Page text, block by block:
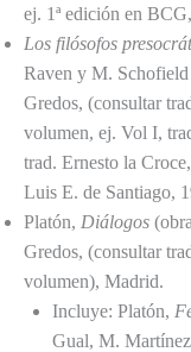
ej. 1ª edición en
Los filósofos
Raven y M.
Gredos, (consultar
volumen, ej. Vol I,
trad. Ernesto la
Luis E. de Santiago,
Platón, Diálogos
Gredos, (consultar
volumen), Madrid.
Incluye: Platón,
Gual, M.